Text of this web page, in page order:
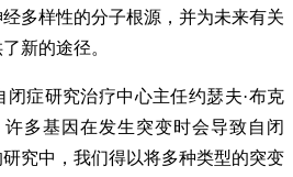
多样性的分子根源，并为未来有关
新的途径。
症研究治疗中心主任约瑟夫·布克
多基因在发生突变时会导致自闭
究中，我们得以将多种类型的突变